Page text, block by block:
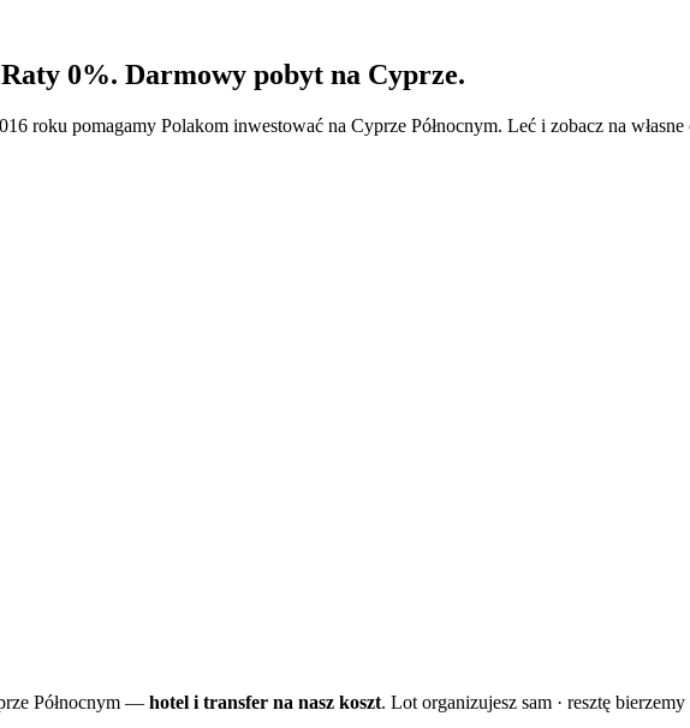
Raty 0%. Darmowy pobyt na Cyprze.
roku pomagamy Polakom inwestować na Cyprze Północnym. Leć i zobacz na własne
Północnym — hotel i transfer na nasz koszt. Lot organizujesz sam · resztę bierzemy